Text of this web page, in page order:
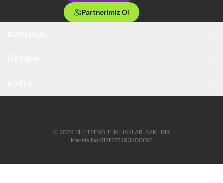
Partnerimiz Ol
© 2024 BİLETZERO TÜM HAKLARI SAKLIDIR.
Mersis No:0171072493400001